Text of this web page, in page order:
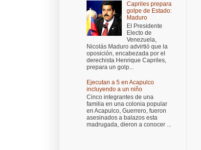
Capriles prepara
golpe de Estado:
Maduro
El Presidente
Electo de
Venezuela,
Nicolás Maduro advirtió que la
oposición, encabezada por el
derechista Henrique Capriles,
prepara un golp...
Ejecutan a 5 en Acapulco
incluyendo a un niño
Cinco integrantes de una
familia en una colonia popular
en Acapulco, Guerrero, fueron
asesinados a balazos esta
madrugada, dieron a conocer ...